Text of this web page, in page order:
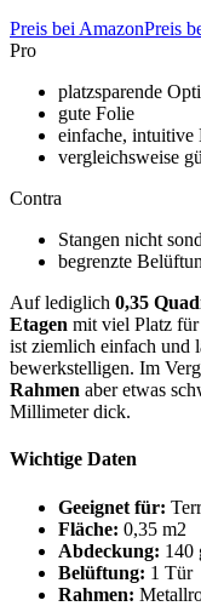
Preis bei AmazonPreis
Pro
platzsparende
gute Folie
einfache, intuitive
vergleichsweise
Contra
Stangen nicht
begrenzte
Auf lediglich 0,35
Etagen mit viel Platz
ist ziemlich einfach und
bewerkstelligen. Im
Rahmen aber etwas
Millimeter dick.
Wichtige Daten
Geeignet für:
Fläche: 0,35 m2
Abdeckung: 140
Belüftung: 1 Tür
Rahmen: